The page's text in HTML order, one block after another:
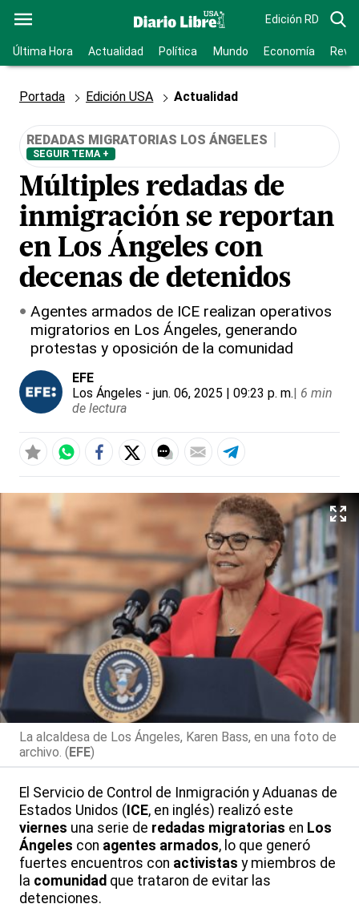
Edición RD
Última Hora Actualidad Política Mundo Economía
Portada Edición USA Actualidad
REDADAS MIGRATORIAS LOS ÁNGELES
SEGUIR TEMA +
Múltiples redadas de
inmigración se reportan
en Los Ángeles con
decenas de detenidos
Agentes armados de ICE realizan operativos
migratorios en Los Ángeles, generando
protestas y oposición de la comunidad
EFE
Los Ángeles - jun. 06, 2025 | 09:23 p. m.| 6 min
de lectura
La alcaldesa de Los Ángeles, Karen Bass, en una foto de
archivo. (EFE)
El Servicio de Control de Inmigración y Aduanas de
Estados Unidos ( ICE, en inglés) realizó este
viernes una serie de redadas migratorias en Los
Ángeles con agentes armados, lo que generó
fuertes encuentros con activistas y miembros de
la comunidad que trataron de evitar las
detenciones.